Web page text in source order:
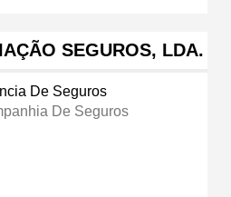
SEGUROS, LDA.
De Seguros
De Seguros